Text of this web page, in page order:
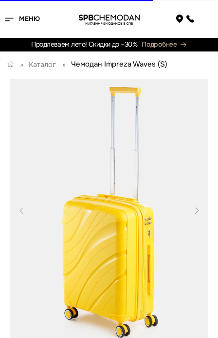
Каталог » Чемодан Impreza Waves (S)